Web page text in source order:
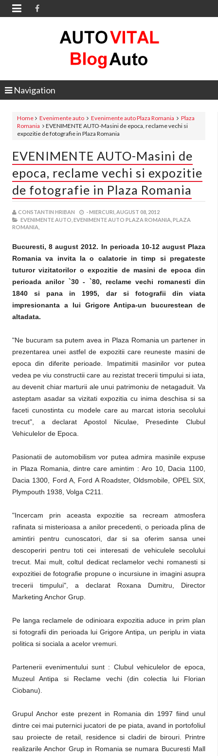

Navigation
Home Evenimente auto Evenimente auto Plaza Romania
Plaza
Romania
EVENIMENTE AUTO-Masini de epoca, reclame vechi si
expozitie de fotografie in Plaza Romania
EVENIMENTE AUTO-Masini de
epoca, reclame vechi si expozitie
de fotografie in Plaza Romania
CONSTANTIN HRIBAN -MIERCURI, AUGUST 08, 2012
EVENIMENTE AUTO, EVENIMENTE AUTO PLAZA ROMANIA, PLAZA
ROMANIA,
Bucuresti, 8 august 2012. In perioada 10-12 august Plaza
Romania va invita la o calatorie in timp si pregateste
tuturor vizitatorilor o expozitie de masini de epoca din
perioada anilor `30 - `80, reclame vechi romanesti din
1840 si pana in 1995, dar si fotografii din viata
impresionanta a lui Grigore Antipa-un bucurestean de
altadata.
"Ne bucuram sa putem avea in Plaza Romania un partener in
prezentarea unei astfel de expozitii care reuneste masini de
epoca din diferite perioade. Impatimitii masinilor vor putea
vedea pe viu constructii care au rezistat trecerii timpului si iata,
au devenit chiar marturii ale unui patrimoniu de netagaduit. Va
asteptam asadar sa vizitati expozitia cu inima deschisa si sa
faceti cunostinta cu modele care au marcat istoria secolului
trecut", a declarat Apostol Niculae, Presedinte Clubul
Vehiculelor de Epoca.
Pasionatii de automobilism vor putea admira masinile expuse
in Plaza Romania, dintre care amintim : Aro 10, Dacia 1100,
Dacia 1300, Ford A, Ford A Roadster, Oldsmobile, OPEL SIX,
Plympouth 1938, Volga C211.
"Incercam prin aceasta expozitie sa recream atmosfera
rafinata si misterioasa a anilor precedenti, o perioada plina de
amintiri pentru cunoscatori, dar si sa oferim sansa unei
descoperiri pentru toti cei interesati de vehiculele secolului
trecut. Mai mult, coltul dedicat reclamelor vechi romanesti si
expozitiei de fotografie propune o incursiune in imagini asupra
trecerii timpului", a declarat Roxana Dumitru, Director
Marketing Anchor Grup.
Pe langa reclamele de odinioara expozitia aduce in prim plan
si fotografii din perioada lui Grigore Antipa, un periplu in viata
politica si sociala a acelor vremuri.
Partenerii evenimentului sunt : Clubul vehiculelor de epoca,
Muzeul Antipa si Reclame vechi (din colectia lui Florian
Ciobanu).
Grupul Anchor este prezent in Romania din 1997 fiind unul
dintre cei mai puternici jucatori de pe piata, avand in portofoliul
sau proiecte de retail, residence si cladiri de birouri. Printre
realizarile Anchor Grup in Romania se numara Bucuresti Mall